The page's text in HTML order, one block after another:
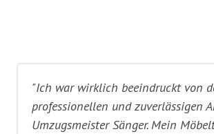
"Ich war wirklich beeindruckt von
professionellen und zuverlässigen
Umzugsmeister Sänger. Mein